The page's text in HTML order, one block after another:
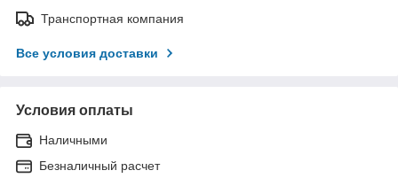
Транспортная компания
Все условия доставки
Условия оплаты
Наличными
Безналичный расчет